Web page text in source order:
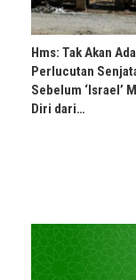
Hms: Tak Akan Ada
Perlucutan
Sebelum ‘Israel’
Diri dari…